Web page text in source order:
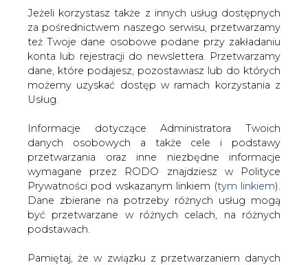
Jeżeli korzystasz także z innych usług dostępnych
za pośrednictwem naszego serwisu, przetwarzamy
też Twoje dane osobowe podane przy zakładaniu
konta lub rejestracji do newslettera. Przetwarzamy
dane, które podajesz, pozostawiasz lub do których
możemy uzyskać dostęp w ramach korzystania z
Usług.
Informacje dotyczące Administratora Twoich
danych osobowych a także cele i podstawy
przetwarzania oraz inne niezbędne informacje
wymagane przez RODO znajdziesz w Polityce
Prywatności pod wskazanym linkiem (tym linkiem).
Dane zbierane na potrzeby różnych usług mogą
być przetwarzane w różnych celach, na różnych
podstawach.
Pamiętaj, że w związku z przetwarzaniem danych
Strona główna
SERWIS INFORMACYJNY CIRE
Ceny ropy w USA wzrosły w tym tygodniu
najmocniej od miesiąca
drukuj
skomentuj
udostępnij
Ceny ropy w USA wzrosły w tym